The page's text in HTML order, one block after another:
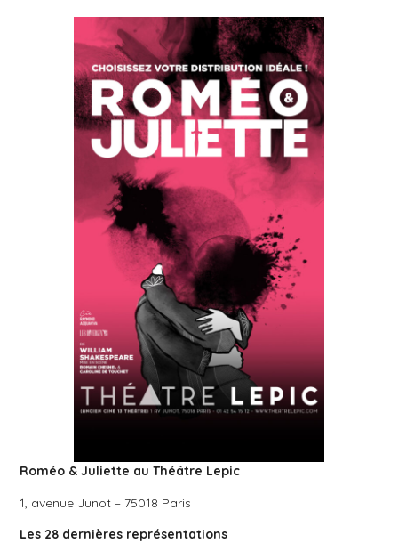
Roméo & Juliette au Théâtre Lepic
1, avenue Junot – 75018 Paris
Les 28 dernières représentations